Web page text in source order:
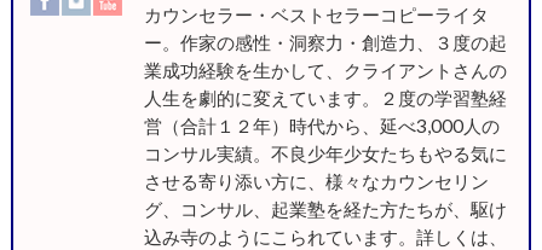
カウンセラー・ベストセラーコピーライタ
ー。作家の感性・洞察力・創造力、３度の起
業成功経験を生かして、クライアントさんの
人生を劇的に変えています。２度の学習塾経
営（合計１２年）時代から、延べ3,000人の
コンサル実績。不良少年少女たちもやる気に
させる寄り添い方に、様々なカウンセリン
グ、コンサル、起業塾を経た方たちが、駆け
込み寺のようにこられています。詳しくは、